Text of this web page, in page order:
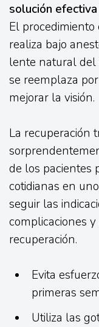
solución efectiva
El
realiza bajo
lente natural del
se reemplaza
mejorar la visión.
La recuperación
de los pacientes
cotidianas en
seguir las
complicaciones
recuperación.
Evita
primeras
Utiliza las